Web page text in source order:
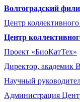
Волгоградский
Центр
Центр
Проект «БиоКатТех»
Директор, академик
Научный
Администрация